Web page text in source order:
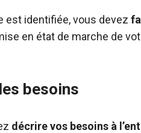
est identifiée, vous devez
en état de marche de
besoins
décrire vos besoins à